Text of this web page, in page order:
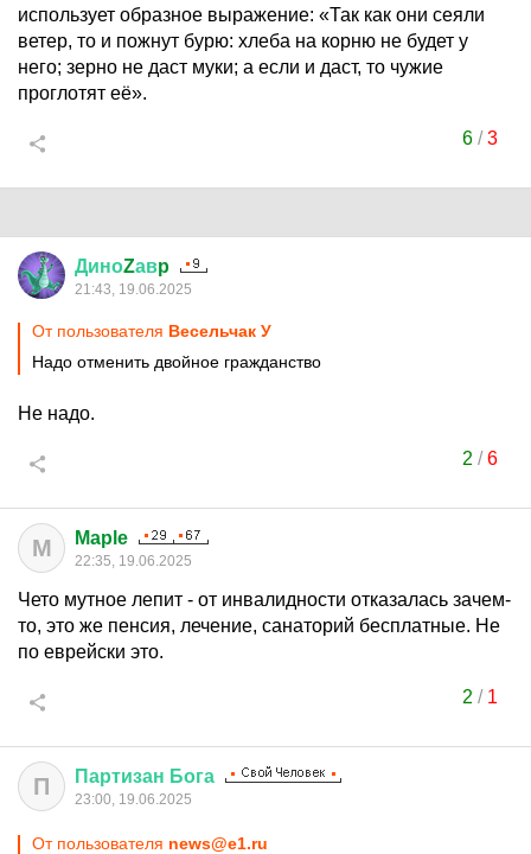
использует образное выражение: «Так как они сеяли
ветер, то и пожнут бурю: хлеба на корню не будет у
него; зерно не даст муки; а если и даст, то чужие
проглотят её».
6/3
ДиноZавp
21:43, 19.06.2025
От пользователя Весельчак У
Надо отменить двойное гражданство
Не надо.
2 /6
M Maple
22:35, 19.06.2025
Чето мутное лепит - от инвалидности отказалась зачем-
то, это же пенсия, лечение, санаторий бесплатные. Не
по еврейски это.
2 / 1
П Партизан Бога
23:00, 19.06.2025
От пользователя news@e1.ru